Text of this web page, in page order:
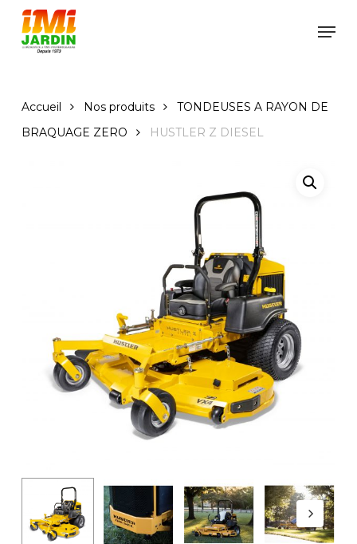
main
Accueil Nos produits
TONDEUSES A RAYON DE
BRAQUAGE ZERO
HUSTLER Z DIESEL